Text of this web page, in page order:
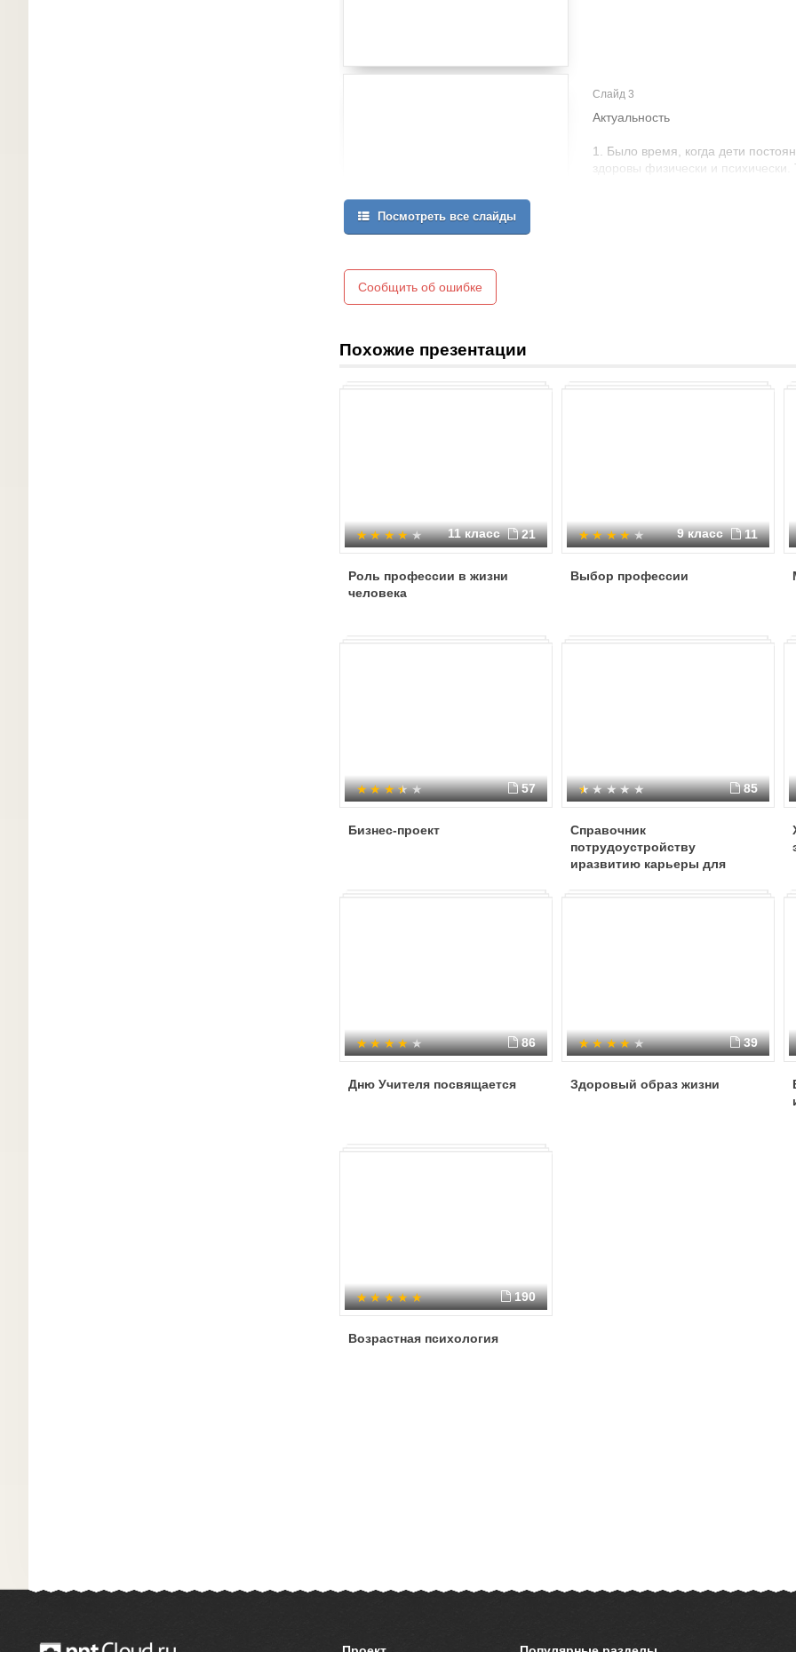
Слайд 3
Актуальность
1. Было время, когда дети
здоровы физически и
Посмотреть все слайды
Сообщить об ошибке
Похожие презентации
11 класс 21
Роль профессии в жизни
человека
9 класс 11
Выбор профессии
57
Бизнес-проект
85
Справочник
потрудоустройству
иразвитию карьеры для
86
Дню Учителя посвящается
39
Здоровый образ жизни
190
Возрастная психология
Проект
Популярные разделы